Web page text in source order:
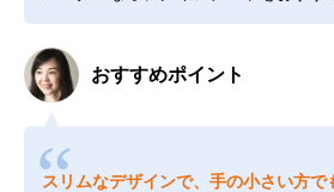
おすすめポイント
スリムなデザインで、手の小さい方で